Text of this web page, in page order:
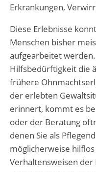
Erkrankungen,
Diese Erlebnisse
Menschen bisher
aufgearbeitet
Hilfsbedürftigkeit die
frühere
der erlebten
erinnert, kommt es
oder der Beratung
denen Sie als
möglicherweise
Verhaltensweisen